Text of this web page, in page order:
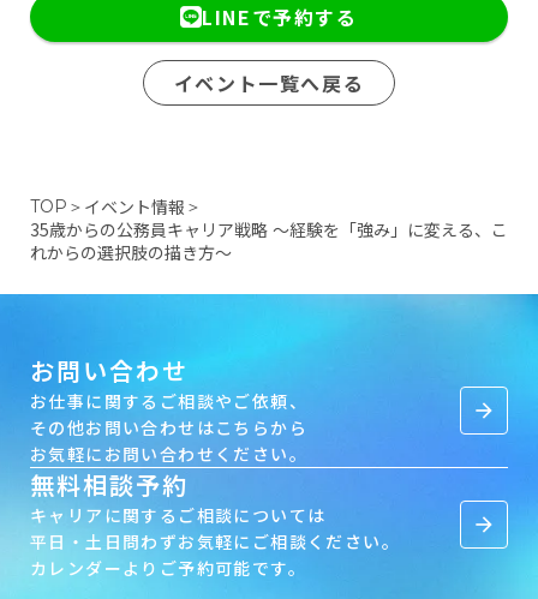
LINEで予約する
イベント一覧へ戻る
TOP ＞ イベント情報 ＞
35歳からの公務員キャリア戦略 〜経験を「強み」に変える、こ
れからの選択肢の描き方〜
お問い合わせ
お仕事に関するご相談やご依頼、
その他お問い合わせはこちらから
お気軽にお問い合わせください。
arrow_forward
無料相談予約
キャリアに関するご相談については
平日・土日問わずお気軽にご相談ください。
カレンダーよりご予約可能です。
arrow_forward